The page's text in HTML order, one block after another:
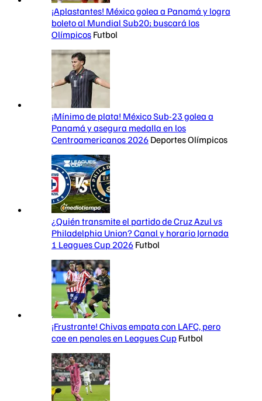
¡Aplastantes! México golea a Panamá y logra
boleto al Mundial Sub20; buscará los
Olímpicos Futbol
¡Mínimo de plata! México Sub-23 golea a
Panamá y asegura medalla en los
Centroamericanos 2026 Deportes Olímpicos
¿Quién transmite el partido de Cruz Azul vs
Philadelphia Union? Canal y horario Jornada
1 Leagues Cup 2026 Futbol
¡Frustrante! Chivas empata con LAFC, pero
cae en penales en Leagues Cup Futbol